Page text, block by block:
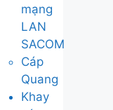
mạng
LAN
SACOM
Cáp
Quang
Khay